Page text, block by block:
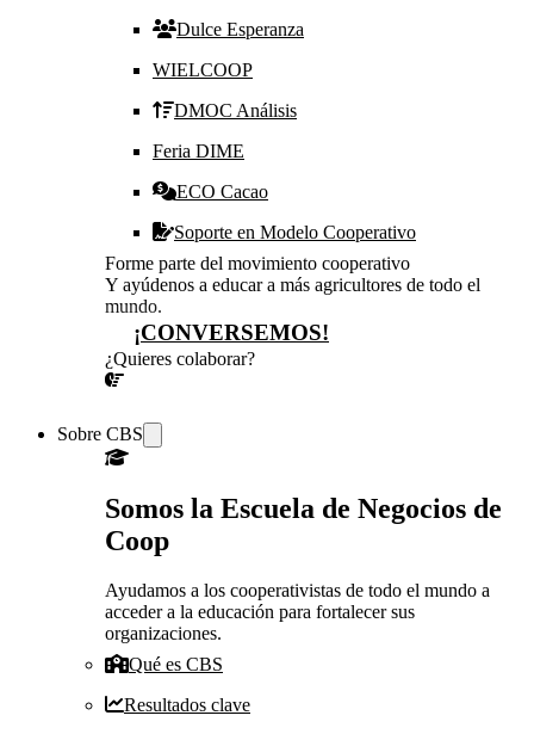
Dulce Esperanza
WIELCOOP
DMOC Análisis
Feria DIME
ECO Cacao
Soporte en Modelo Cooperativo
Forme parte del movimiento cooperativo
Y ayúdenos a educar a más agricultores de todo el
mundo.
¡CONVERSEMOS!
¿Quieres colaborar?
Sobre CBS
Somos la Escuela de Negocios de
Coop
Ayudamos a los cooperativistas de todo el mundo a
acceder a la educación para fortalecer sus
organizaciones.
Qué es CBS
Resultados clave